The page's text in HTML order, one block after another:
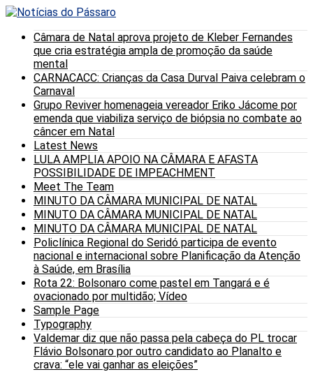
Câmara de Natal aprova projeto de Kleber Fernandes
que cria estratégia ampla de promoção da saúde
mental
CARNACACC: Crianças da Casa Durval Paiva celebram o
Carnaval
Grupo Reviver homenageia vereador Eriko Jácome por
emenda que viabiliza serviço de biópsia no combate ao
câncer em Natal
Latest News
LULA AMPLIA APOIO NA CÂMARA E AFASTA
POSSIBILIDADE DE IMPEACHMENT
Meet The Team
MINUTO DA CÂMARA MUNICIPAL DE NATAL
MINUTO DA CÂMARA MUNICIPAL DE NATAL
MINUTO DA CÂMARA MUNICIPAL DE NATAL
Policlínica Regional do Seridó participa de evento
nacional e internacional sobre Planificação da Atenção
à Saúde, em Brasília
Rota 22: Bolsonaro come pastel em Tangará e é
ovacionado por multidão; Vídeo
Sample Page
Typography
Valdemar diz que não passa pela cabeça do PL trocar
Flávio Bolsonaro por outro candidato ao Planalto e
crava: “ele vai ganhar as eleições”